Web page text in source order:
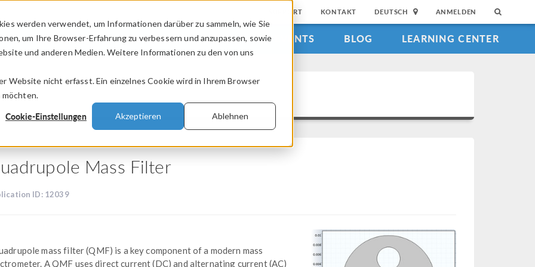
werden verwendet, um Informationen darüber zu sammeln, wie Sie
um Ihre Browser-Erfahrung zu verbessern und anzupassen, sowie
und anderen Medien. Weitere Informationen zu den von uns
Website nicht erfasst. Ein einzelnes Cookie wird in Ihrem Browser
möchten.
Cookie-Einstellungen Akzeptieren Ablehnen
SUPPORT KONTAKT DEUTSCH ANMELDEN
PRODUKTE BRANCHEN VIDEOS EVENTS BLOG LEARNING CENTER
Mass Filter
ID: 12039
mass filter (QMF) is a key component of a modern mass
A QMF uses direct current (DC) and alternating current (AC)